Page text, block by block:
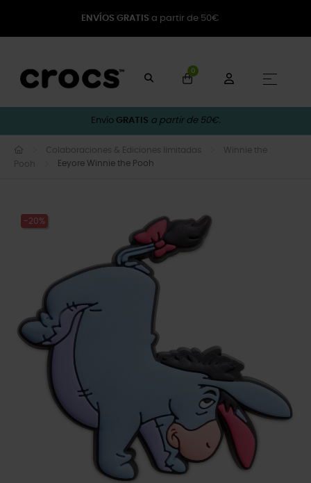
ENVÍOS GRATIS a partir de 50€
0
☰
Envío GRATIS a partir de 50€.
Colaboraciones & Ediciones limitadas
Winnie the
Pooh
Eeyore Winnie the Pooh
-20%